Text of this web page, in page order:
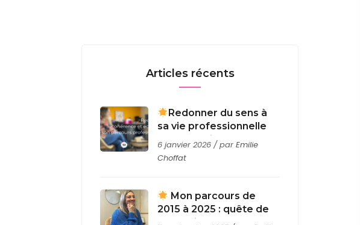
Articles récents
Redonner du sens à
sa vie professionnelle
grâce au bilan de
compétences et à
6 janvier 2026 / par Emilie
Choffat
Mon parcours de
2015 à 2025 : quête de
sens, alignement et